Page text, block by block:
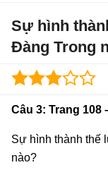
Sự hình
Đàng Trong
Câu 3: Trang 108
Sự hình thành thế
nào?